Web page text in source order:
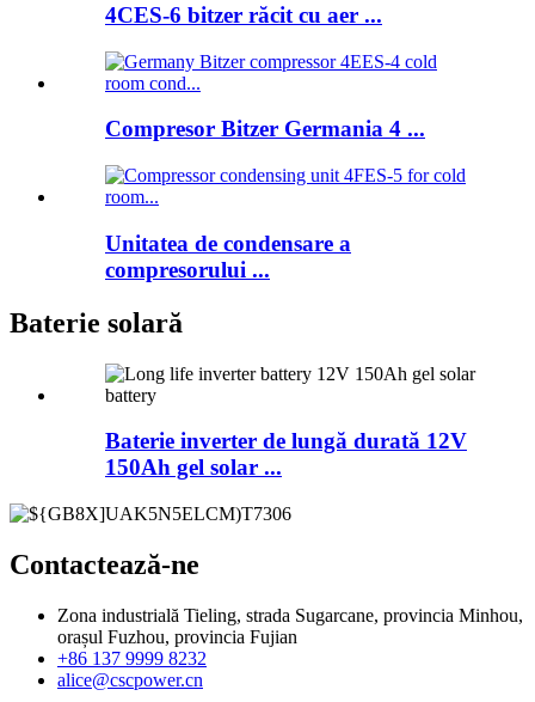
4CES-6 bitzer răcit cu aer ...
Compresor Bitzer Germania 4 ...
Unitatea de condensare a
compresorului ...
Baterie solară
Baterie inverter de lungă durată 12V
150Ah gel solar ...
Contactează-ne
Zona industrială Tieling, strada Sugarcane, provincia Minhou,
orașul Fuzhou, provincia Fujian
+86 137 9999 8232
alice@cscpower.cn